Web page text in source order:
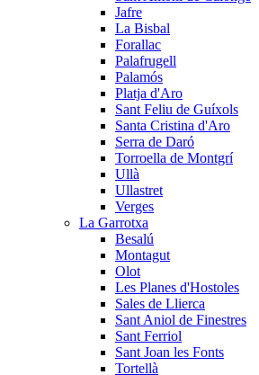
Jafre
La Bisbal
Forallac
Palafrugell
Palamós
Platja d'Aro
Sant Feliu de Guíxols
Santa Cristina d'Aro
Serra de Daró
Torroella de Montgrí
Ullà
Ullastret
Verges
La Garrotxa
Besalú
Montagut
Olot
Les Planes d'Hostoles
Sales de Llierca
Sant Aniol de Finestres
Sant Ferriol
Sant Joan les Fonts
Tortellà